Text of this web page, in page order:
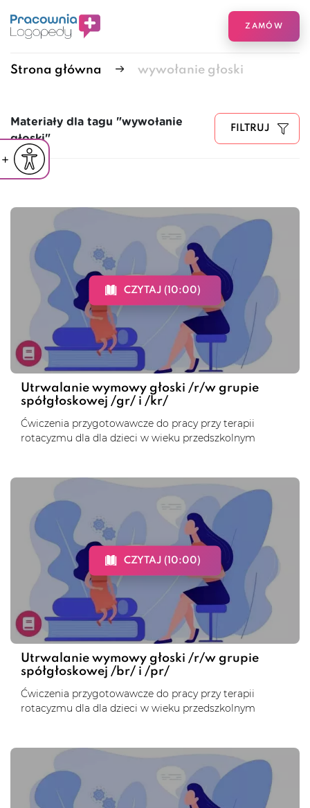
czcionkę
czcionka
Powiększ czcionkę
ZAMÓW
Strona główna wywołanie głoski
Materiały dla tagu "wywołanie
głoski"
FILTRUJ
CZYTAJ (10:00)
Utrwalanie wymowy głoski /r/w grupie
spółgłoskowej /gr/ i /kr/
Ćwiczenia przygotowawcze do pracy przy terapii
rotacyzmu dla dla dzieci w wieku przedszkolnym
CZYTAJ (10:00)
Utrwalanie wymowy głoski /r/w grupie
spółgłoskowej /br/ i /pr/
Ćwiczenia przygotowawcze do pracy przy terapii
rotacyzmu dla dla dzieci w wieku przedszkolnym